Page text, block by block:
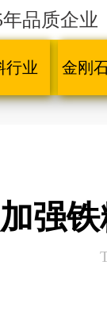
品质企业
行业 金刚
强铁